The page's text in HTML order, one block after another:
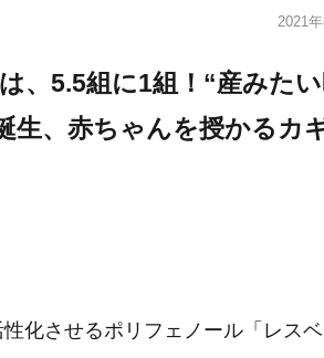
2021
、5.5組に1組！“産みた
生、赤ちゃんを授かるカ
化させるポリフェノール「レス